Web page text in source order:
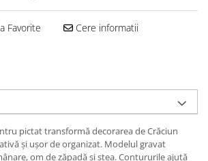
Favorite Cere informatii
pictat transformă decorarea de Crăciun
și ușor de organizat. Modelul gravat
om de zăpadă și stea. Contururile ajută